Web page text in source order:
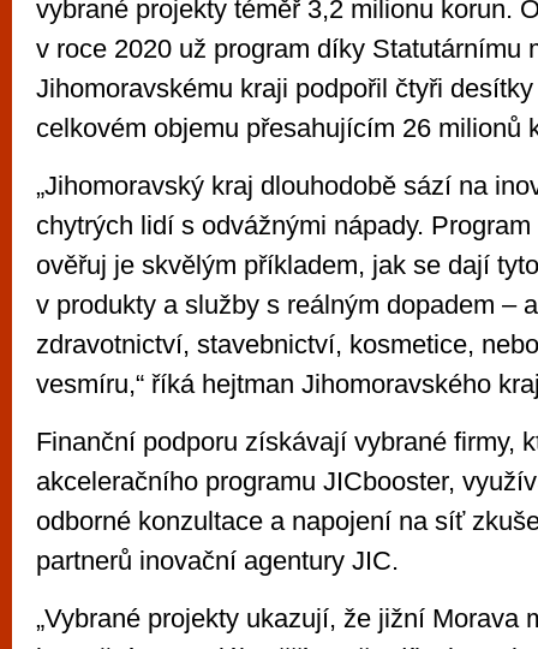
vybrané projekty téměř 3,2 milionu korun.
v roce 2020 už program díky Statutárnímu
Jihomoravskému kraji podpořil čtyři
celkovém objemu přesahujícím 26 milionů
„Jihomoravský kraj dlouhodobě sází na
chytrých lidí s odvážnými nápady.
ověřuj je skvělým příkladem, jak se dají
v produkty a služby s reálným dopadem –
zdravotnictví, stavebnictví, kosmetice,
vesmíru,“ říká hejtman Jihomoravského
Finanční podporu získávají vybrané firmy,
akceleračního programu JICbooster,
odborné konzultace a napojení na síť
partnerů inovační agentury JIC.
„Vybrané projekty ukazují, že jižní Morava